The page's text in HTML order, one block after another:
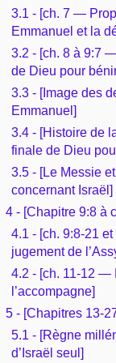
3.1 - [ch. 7 —
Emmanuel et la
3.2 - [ch. 8 à 9:7
de Dieu pour
3.3 - [Image des
Emmanuel]
3.4 - [Histoire de
finale de Dieu
3.5 - [Le Messie
concernant Israël]
4 - [Chapitre 9:8 à
4.1 - [ch. 9:8-21
jugement de
4.2 - [ch. 11-12 —
l’accompagne]
5 - [Chapitres 13-
5.1 - [Règne
d’Israël seul]